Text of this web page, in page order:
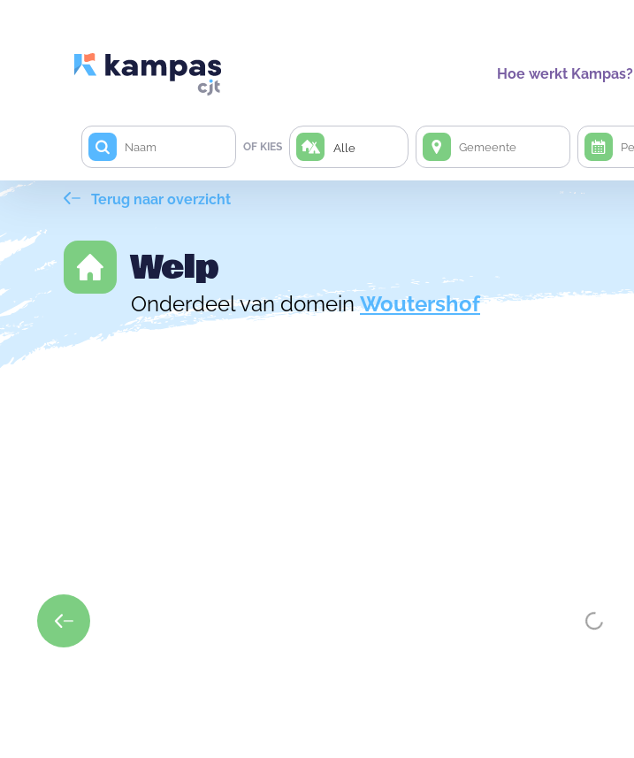
Hoe werkt Kampas?
OF KIES Alle
Terug naar overzicht
Welp
Onderdeel van domeinWoutershof